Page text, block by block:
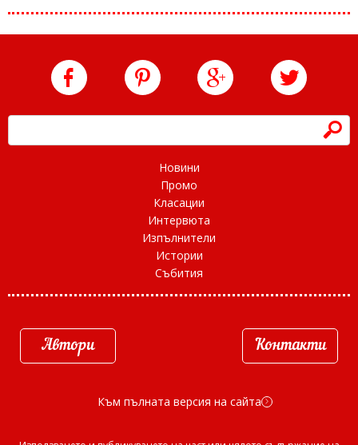
h
Новини
Промо
Класации
Интервюта
Изпълнители
Истории
Събития
Автори Контакти
Към пълната версия на сайта d